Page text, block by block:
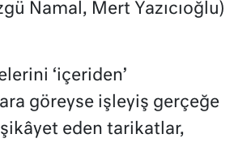
Namal, Mert Yazıcıoğlu)
‘içeriden’
göreyse işleyiş gerçeğe
eden tarikatlar,